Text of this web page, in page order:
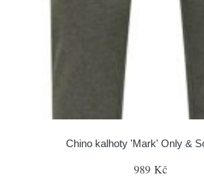
Chino kalhoty 'Mark' Only &
989 Kč